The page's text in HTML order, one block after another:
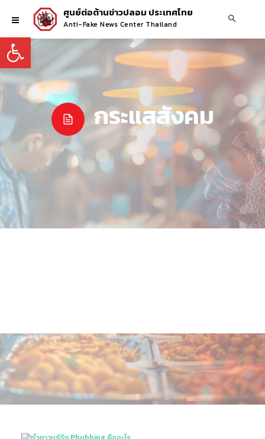
Open toolbar
ศูนย์ต่อต้านข่าวปลอม ประเทศไทย
Anti-Fake News Center Thailand
กระแสสังคม